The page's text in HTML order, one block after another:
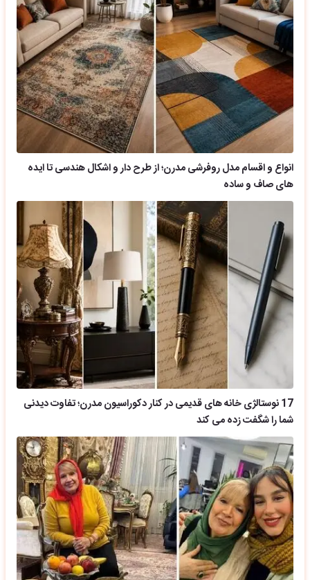
انواع و اقسام مدل روفرشی مدرن؛ از طرح دار و اشکال هندسی تا ایده
های صاف و ساده
17 نوستالژی خانه های قدیمی در کنار دکوراسیون مدرن؛ تفاوت دیدنی
شما را شگفت زده می کند